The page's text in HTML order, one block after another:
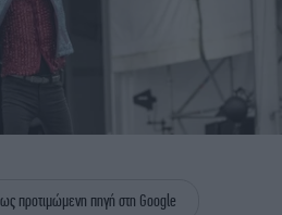
GREEN
iGASTRONOMIE
ΖΩΔΙΑ
ELAMEFORA
προτιμώμενη πηγή στη Google